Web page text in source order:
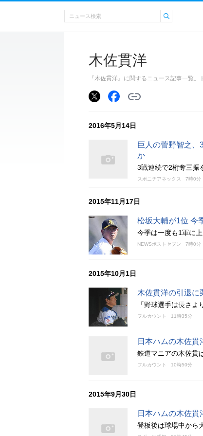
木佐貫洋
『木佐貫洋』に関するニュース記事一覧
2016年5月14日
巨人の菅野智之、
か
3戦連続で2桁奪三振
スポニチアネックス 7時0分
2015年11月17日
松坂大輔が1位 今
今季は一度も1軍に
NEWSポストセブン 7時0分
2015年10月1日
木佐貫洋の引退に
「野球選手は長さ
フルカウント 11時35分
日本ハムの木佐
鉄道マニアの木佐貫
フルカウント 10時50分
2015年9月30日
日本ハムの木佐貫
登板後は球場中から